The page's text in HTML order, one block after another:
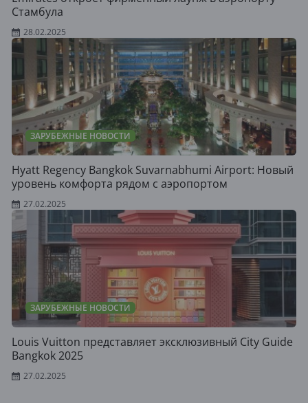
Стамбула
28.02.2025
ЗАРУБЕЖНЫЕ НОВОСТИ
Hyatt Regency Bangkok Suvarnabhumi Airport: Новый
уровень комфорта рядом с аэропортом
27.02.2025
ЗАРУБЕЖНЫЕ НОВОСТИ
Louis Vuitton представляет эксклюзивный City Guide
Bangkok 2025
27.02.2025